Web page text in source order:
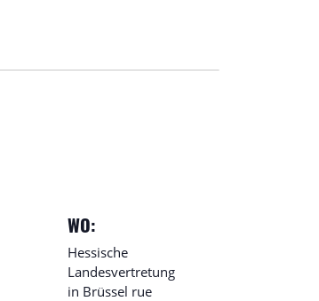
WO:
Hessische
Landesvertretung
in Brüssel rue